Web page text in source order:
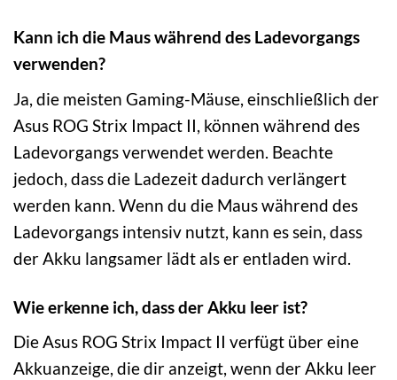
Kann ich die Maus während des Ladevorgangs
verwenden?
Ja, die meisten Gaming-Mäuse, einschließlich der
Asus ROG Strix Impact II, können während des
Ladevorgangs verwendet werden. Beachte
jedoch, dass die Ladezeit dadurch verlängert
werden kann. Wenn du die Maus während des
Ladevorgangs intensiv nutzt, kann es sein, dass
der Akku langsamer lädt als er entladen wird.
Wie erkenne ich, dass der Akku leer ist?
Die Asus ROG Strix Impact II verfügt über eine
Akkuanzeige, die dir anzeigt, wenn der Akku leer